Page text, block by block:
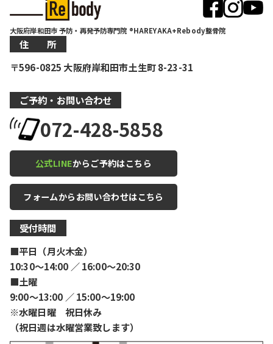
大阪府岸和田市 予防・再発予防専門院 ®HAREYAKA+Rebody整骨院
住 所
〒596-0825 大阪府岸和田市土生町 8-23-31
ご予約・お問い合わせ
072-428-5858
公式LINEからご予約はこちら
フォームからお問い合わせはこちら
受付時間
■平日（月火木金）
10:30〜14:00 ／ 16:00〜20:30
■土曜
9:00〜13:00 ／ 15:00〜19:00
※水曜日曜 祝日休み
（祝日週は水曜営業致します）